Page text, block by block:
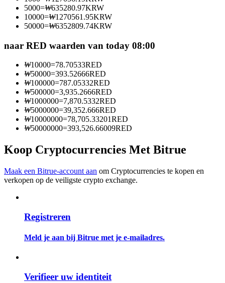
Informatie
Big data-analyse inclusief handelsinformatie, enz.
Gids
5000=₩635280.97KRW
10000=₩1270561.95KRW
50000=₩6352809.74KRW
naar RED waarden van today 08:00
₩10000=78.70533RED
₩50000=393.52666RED
₩100000=787.05332RED
₩500000=3,935.2666RED
₩1000000=7,870.5332RED
₩5000000=39,352.666RED
₩10000000=78,705.33201RED
₩50000000=393,526.66009RED
Koop Cryptocurrencies Met Bitrue
Maak een Bitrue-account aan om Cryptocurrencies te kopen en
verkopen op de veiligste crypto exchange.
Registreren
Meld je aan bij Bitrue met je e-mailadres.
Verifieer uw identiteit